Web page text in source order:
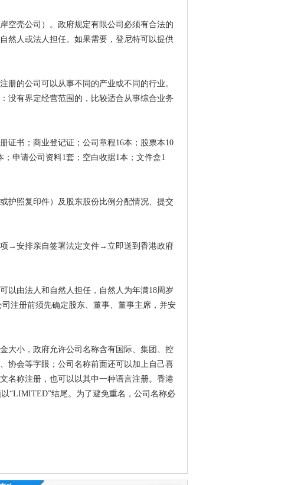
空壳公司）。政府规定有限公司必须有合法的
然人或法人担任。如果需要，登尼特可以提供
册的公司可以从事不同的产业或不同的行业。
没有界定经营范围的，比较适合从事综合业务
证书；商业登记证；公司章程16本；股票本10
申请公司资料1套；空白收据1本；文件盒1
护照复印件）及股东股份比例分配情况、提交
→安排亲自签署法定文件→立即送到香港政府
以由法人和自然人担任，自然人为年满18周岁
注册前须先确定股东、董事、董事主席，并安
大小，政府允许公司名称含有国际、集团、控
协会等字眼；公司名称前面还可以加上自己喜
名称注册，也可以以其中一种语言注册。香港
“LIMITED”结尾。为了避免重名，公司名称必